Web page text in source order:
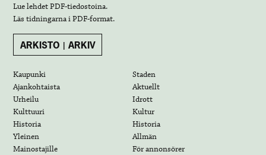
Lue lehdetPDF-tiedostoina.
Läs tidningarna iPDF-format.
ARKISTO | ARKIV
Kaupunki
Staden
Ajankohtaista
Aktuellt
Urheilu
Idrott
Kulttuuri
Kultur
Historia
Historia
Yleinen
Allmän
Mainostajille
För annonsörer